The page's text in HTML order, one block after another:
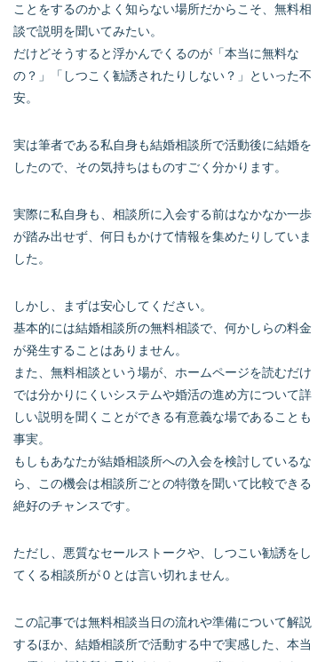
ことをするのかよく知らない場所だからこそ、無料相
談で説明を聞いてみたい。
だけどそうすると浮かんでくるのが「本当に無料な
の？」「しつこく勧誘されたりしない？」といった不
安。
実は筆者である私自身も結婚相談所で活動後に結婚を
したので、その気持ちはものすごく分かります。
実際に私自身も、相談所に入会する前はなかなか一歩
が踏み出せず、何日もかけて情報を集めたりしていま
した。
しかし、まずは安心してください。
基本的には結婚相談所の無料相談で、何かしらの料金
が発生することはありません。
また、無料相談という場が、ホームページを読むだけ
では分かりにくいシステムや婚活の進め方について詳
しい説明を聞くことができる有意義な場であることも
事実。
もしもあなたが結婚相談所への入会を検討しているな
ら、この機会は相談所ごとの特徴を聞いて比較できる
絶好のチャンスです。
ただし、悪質なセールストークや、しつこい勧誘をし
てくる相談所が０とは言い切れません。
この記事では無料相談当日の流れや準備について解説
するほか、結婚相談所で活動する中で実感した、本当